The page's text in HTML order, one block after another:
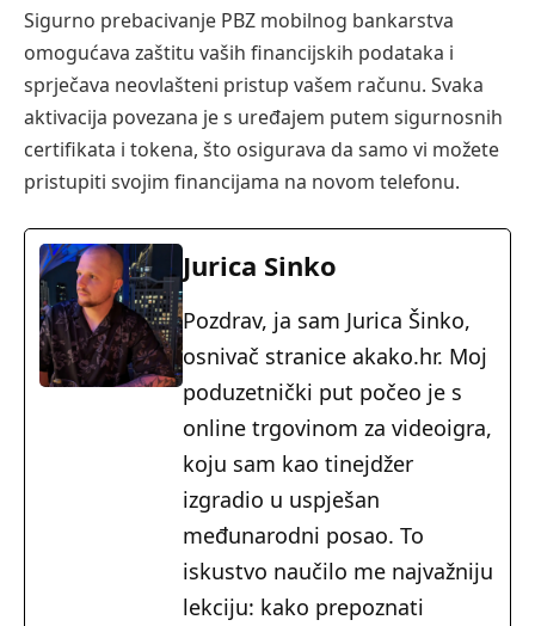
Sigurno prebacivanje PBZ mobilnog bankarstva
omogućava zaštitu vaših financijskih podataka i
sprječava neovlašteni pristup vašem računu. Svaka
aktivacija povezana je s uređajem putem sigurnosnih
certifikata i tokena, što osigurava da samo vi možete
pristupiti svojim financijama na novom telefonu.
Jurica Sinko
Pozdrav, ja sam Jurica Šinko,
osnivač stranice akako.hr. Moj
poduzetnički put počeo je s
online trgovinom za videoigra,
koju sam kao tinejdžer
izgradio u uspješan
međunarodni posao. To
iskustvo naučilo me najvažniju
lekciju: kako prepoznati